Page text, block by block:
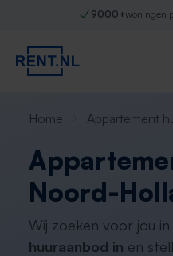
9000+woningen
Home Appartement
Noord-
Wij zoeken voor jou in
huuraanbod in en